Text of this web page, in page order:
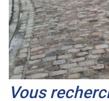
Vous